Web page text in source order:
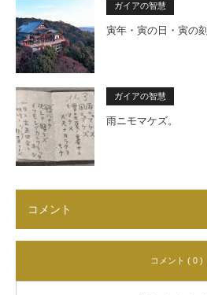
ガイアの智慧
寅年・寅の日・寅の刻
ガイアの智慧
雨ニモマケズ。
コメント
コメント ( 0 )